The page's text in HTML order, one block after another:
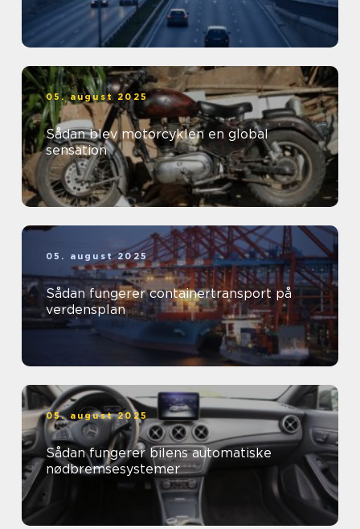
05. august 2025
Sådan blev motorcyklen en global
sensation
05. august 2025
Sådan fungerer containertransport på
verdensplan
05. august 2025
Sådan fungerer bilens automatiske
nødbremsesystemer